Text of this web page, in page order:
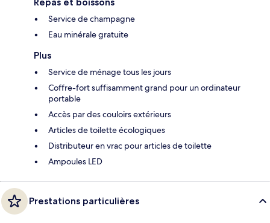
Service de champagne
Eau minérale gratuite
Plus
Service de ménage tous les jours
Coffre-fort suffisamment grand pour un ordinateur
portable
Accès par des couloirs extérieurs
Articles de toilette écologiques
Distributeur en vrac pour articles de toilette
Ampoules LED
Prestations particulières